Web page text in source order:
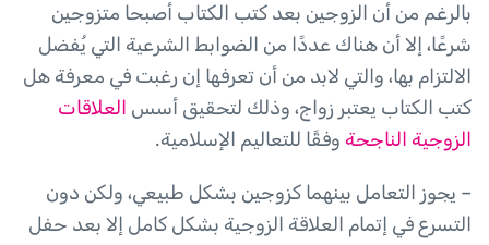
بالرغم من أن الزوجين بعد كتب الكتاب أصبحا متزوجين
شرعًا، إلا أن هناك عددًا من الضوابط الشرعية التي يُفضل
الالتزام بها، والتي لابد من أن تعرفها إن رغبت في معرفة هل
كتب الكتاب يعتبر زواج، وذلك لتحقيق أسس العلاقات
الزوجية الناجحة وفقًا للتعاليم الإسلامية.
– يجوز التعامل بينهما كزوجين بشكل طبيعي، ولكن دون
التسرع في إتمام العلاقة الزوجية بشكل كامل إلا بعد حفل